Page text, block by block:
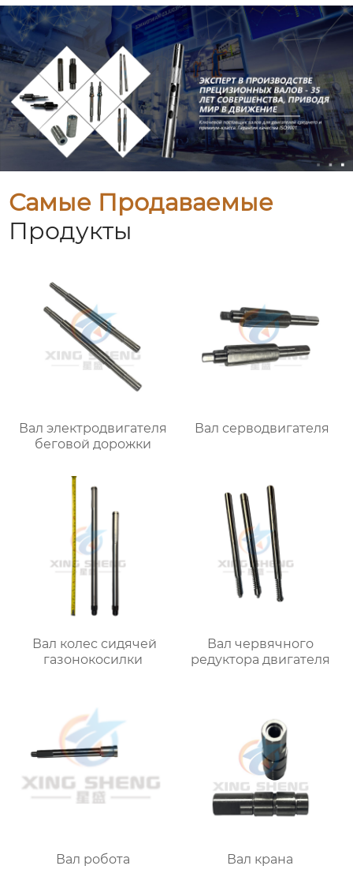
Самые Продаваемые
Продукты
Вал электродвигателя
беговой дорожки
Вал серводвигателя
Вал колес сидячей
газонокосилки
Вал червячного
редуктора двигателя
Вал робота Вал крана